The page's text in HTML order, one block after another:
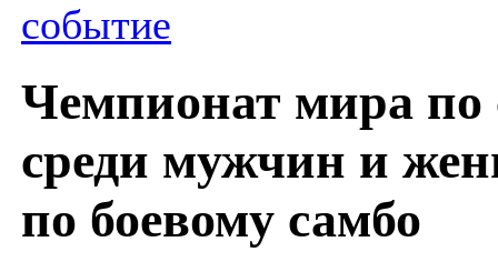
событие
Чемпионат мира по
среди мужчин и
по боевому самбо